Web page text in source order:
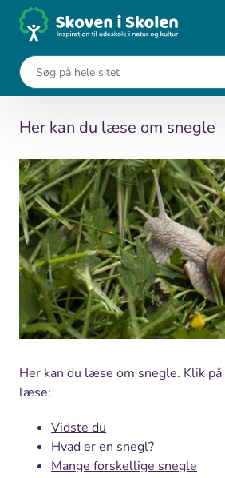
... Leksikon Snegle
Snegle
Her kan du læse om snegle
Her kan du læse om snegle. Klik
læse:
Vidste du
Hvad er en snegl?
Mange forskellige snegle